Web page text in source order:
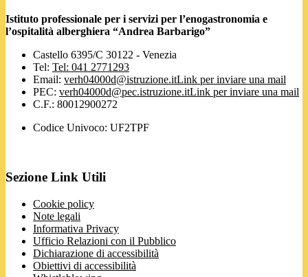
Istituto professionale per i servizi per l’enogastronomia e
l’ospitalità alberghiera “Andrea Barbarigo”
Castello 6395/C 30122 - Venezia
Tel: Tel: 041 2771293
Email: verh04000d@istruzione.itLink per inviare una mail
PEC: verh04000d@pec.istruzione.itLink per inviare una mail
C.F.: 80012900272
Codice Univoco: UF2TPF
Sezione Link Utili
Cookie policy
Note legali
Informativa Privacy
Ufficio Relazioni con il Pubblico
Dichiarazione di accessibilità
Obiettivi di accessibilità